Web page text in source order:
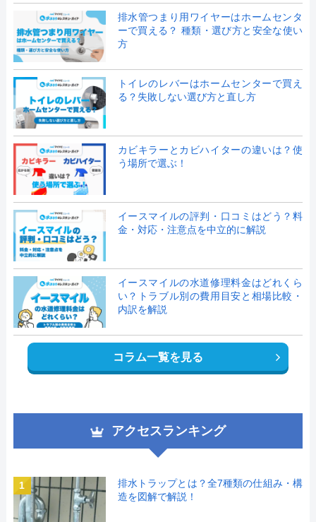
排水管つまり用ワイヤーはホームセンタ
ーで買える？ 種類・選び方と安全な使い
方
トイレのレバーはホームセンターで買え
る？失敗しない選び方と直し方
カビキラーとカビハイターの違いは？使
う場所で選ぶ！
イースマイルの評判・口コミはどう？料
金・対応・注意点を中立的に解説
イースマイルの水道修理料金はどれくら
い？トラブル別の費用目安と相場比較・
内訳を解説
コラム一覧を見る
アクセスランキング
1
排水トラップとは？全7種類の仕組み・構
造を図解で解説！